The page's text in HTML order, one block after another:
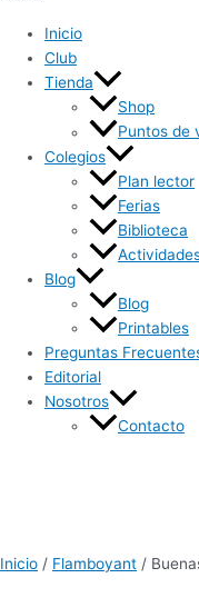
Inicio
Club
Tienda
Shop
Puntos de
Colegios
Plan lector
Ferias
Biblioteca
Blog
Blog
Printables
Preguntas
Editorial
Nosotros
Contacto
Inicio / Flamboyant /